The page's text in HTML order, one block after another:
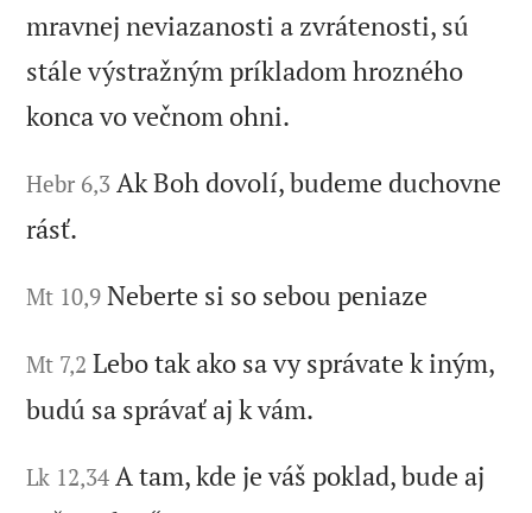
mravnej neviazanosti a zvrátenosti, sú
stále výstražným príkladom hrozného
konca vo večnom ohni.
Hebr 6,3 Ak Boh dovolí, budeme duchovne
rásť.
Mt 10,9 Neberte si so sebou peniaze
Mt 7,2 Lebo tak ako sa vy správate k iným,
budú sa správať aj k vám.
Lk 12,34 A tam, kde je váš poklad, bude aj